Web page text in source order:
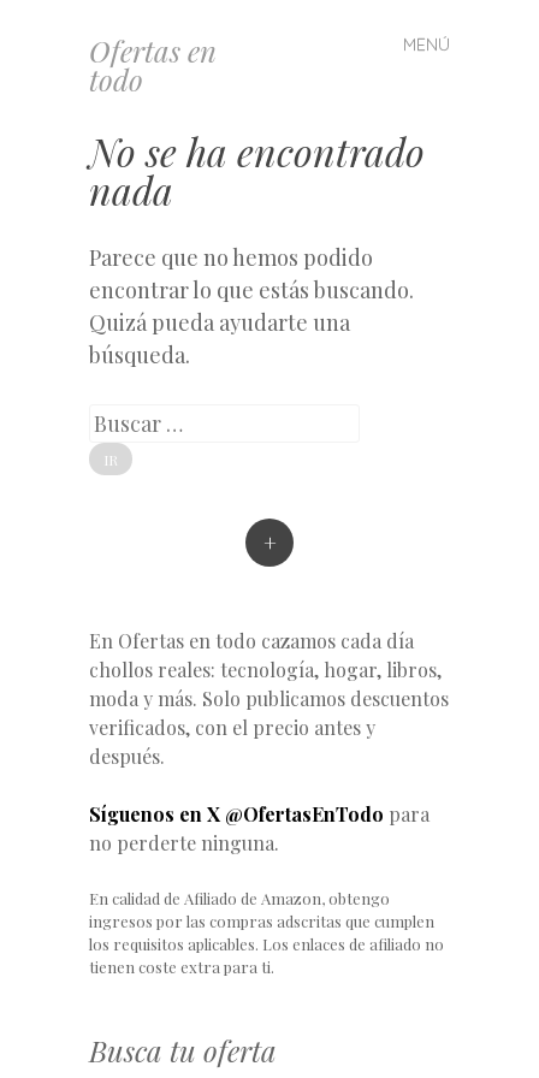
Ofertas en
todo
MENÚ
Saltar
al
No se ha encontrado
nada
Parece que no hemos podido
encontrar lo que estás buscando.
Quizá pueda ayudarte una
búsqueda.
Buscar
+
En Ofertas en todo cazamos cada día
chollos reales: tecnología, hogar, libros,
moda y más. Solo publicamos descuentos
verificados, con el precio antes y
después.
Síguenos en X @OfertasEnTodo para
no perderte ninguna.
En calidad de Afiliado de Amazon, obtengo
ingresos por las compras adscritas que cumplen
los requisitos aplicables. Los enlaces de afiliado no
tienen coste extra para ti.
Busca tu oferta